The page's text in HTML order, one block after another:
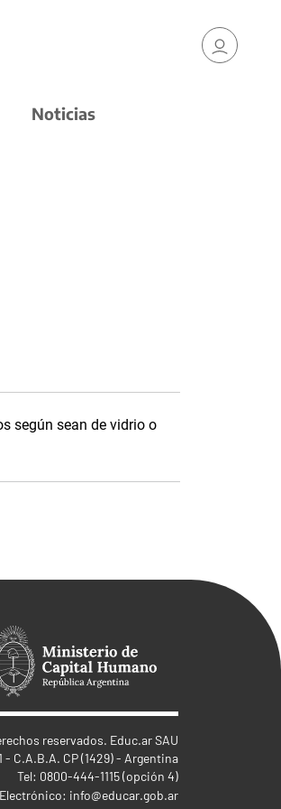
Noticias
según sean de vidrio o
reservados. Educ.ar SAU
- C.A.B.A. CP (1429) - Argentina
Tel: 0800-444-1115 (opción 4)
info@educar.gob.ar